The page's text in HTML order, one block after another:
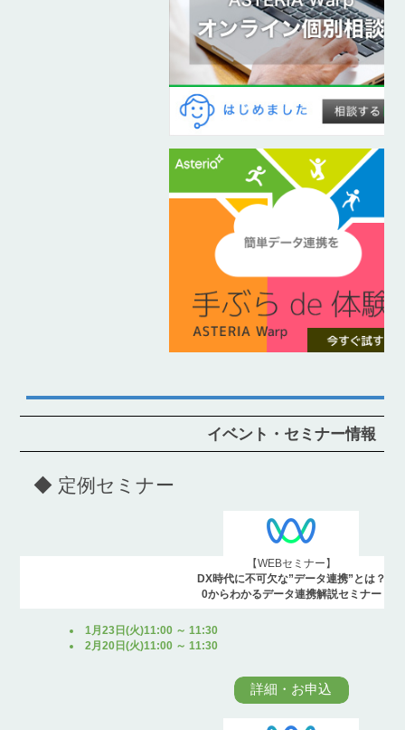
イベント・セミナー情報
◆ 定例セミナー
【WEBセミナー】
DX時代に不可欠な”データ連携”とは？
0からわかるデータ連携解説セミナー
1月23日(火)11:00 ～ 11:30
2月20日(火)11:00 ～ 11:30
詳細・お申込